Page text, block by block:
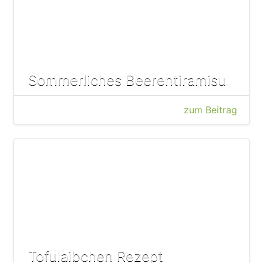
Sommerliches Beerentiramisu
zum Beitrag
Tofulaibchen Rezept